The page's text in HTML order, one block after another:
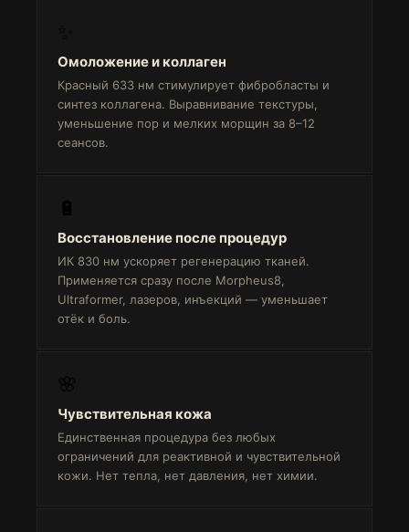
Омоложение и коллаген
Красный 633 нм стимулирует фибробласты и
синтез коллагена. Выравнивание текстуры,
уменьшение пор и мелких морщин за 8–12
сеансов.
Восстановление после процедур
ИК 830 нм ускоряет регенерацию тканей.
Применяется сразу после Morpheus8,
Ultraformer, лазеров, инъекций — уменьшает
отёк и боль.
Чувствительная кожа
Единственная процедура без любых
ограничений для реактивной и чувствительной
кожи. Нет тепла, нет давления, нет химии.